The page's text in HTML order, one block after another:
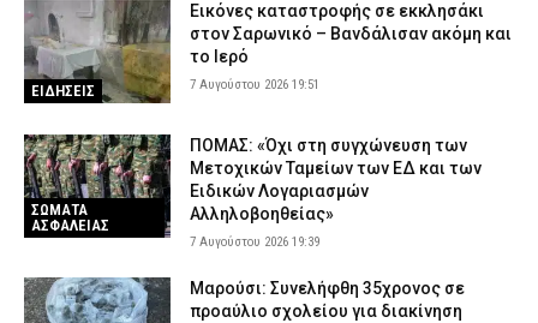
ΕΙΔΗΣΕΙΣ
Εικόνες καταστροφής σε εκκλησάκι
στον Σαρωνικό – Βανδάλισαν ακόμη και
το Ιερό
7 Αυγούστου 2026 19:51
ΣΩΜΑΤΑ
ΑΣΦΑΛΕΙΑΣ
ΠΟΜΑΣ: «Όχι στη συγχώνευση των
Μετοχικών Ταμείων των ΕΔ και των
Ειδικών Λογαριασμών
Αλληλοβοηθείας»
7 Αυγούστου 2026 19:39
Μαρούσι: Συνελήφθη 35χρονος σε
προαύλιο σχολείου για διακίνηση